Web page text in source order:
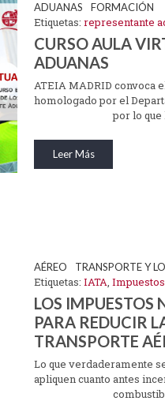
ADUANAS FORMACIÓN
Etiquetas: representante
CURSO AULA
ADUANAS
ATEIA MADRID convoca
homologado por el
por lo que
Leer Más
AÉREO TRANSPORTE Y
Etiquetas: IATA, Impuestos
LOS IMPUESTOS
PARA REDUCIR
TRANSPORTE
Lo que verdaderamente
apliquen cuanto antes
LO MEJOR
alumnos
conocimientos
conocer el sector
en adaptarse
el curso
MÁS INFORMACIÓN
CARGA
CURSOS
CURSO